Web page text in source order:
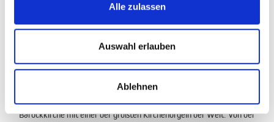
Alle zulassen
Auswahl erlauben
Ablehnen
Flüsse Donau, Inn und Ilz und beeindruckt mit ihrer einzigartigen Lage
und ihrer reichen Geschichte.
Die Altstadt von Passau ist ein wahrer Schatz mit engen Gassen,
historischen Gebäuden und einem charmanten mittelalterlichen Flair.
Ein Spaziergang durch die Altstadt führt zu beeindruckenden
Barockkirche mit einer der größten Kirchenorgeln der Welt. Von der